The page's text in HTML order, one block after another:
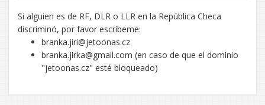
Si alguien es de RF, DLR o LLR en la República Checa
discriminó, por favor escríbeme:
branka.jiri@jetoonas.cz
branka.jirka@gmail.com (en caso de que el dominio
"jetoonas.cz" esté bloqueado)